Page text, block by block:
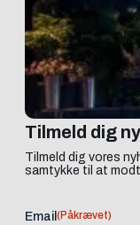
Tilmeld dig
Tilmeld dig vores
samtykke til at
Email (Påkrævet)